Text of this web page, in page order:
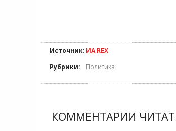
Источник: ИА REX
Рубрики:
Политика
КОММЕНТАРИИ